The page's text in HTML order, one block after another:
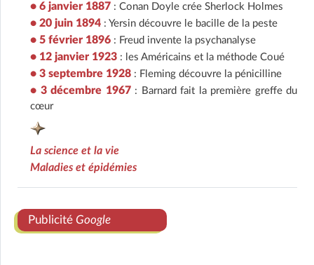
• 6 janvier 1887 : Conan Doyle crée Sherlock Holmes
• 20 juin 1894 : Yersin découvre le bacille de la peste
• 5 février 1896 : Freud invente la psychanalyse
• 12 janvier 1923 : les Américains et la méthode Coué
• 3 septembre 1928 : Fleming découvre la pénicilline
• 3 décembre 1967: Barnard fait la première greffe du
cœur
La science et la vie
Maladies et épidémies
Publicité Google